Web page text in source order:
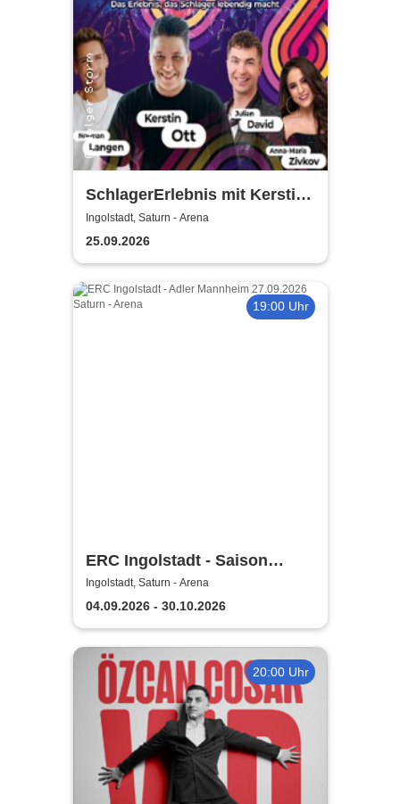
SchlagerErlebnis mit Kerstin
Ott u.v.a. - Kerstin Ott,
Norman Langen, Julian David
Ingolstadt, Saturn - Arena
25.09.2026
19:00 Uhr
ERC Ingolstadt - Saison
2026/2027
Ingolstadt, Saturn - Arena
04.09.2026 - 30.10.2026
20:00 Uhr